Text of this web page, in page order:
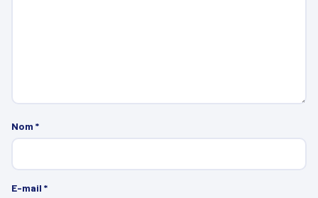
Nom *
E-mail *